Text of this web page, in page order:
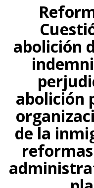
abolición
abolición
de la